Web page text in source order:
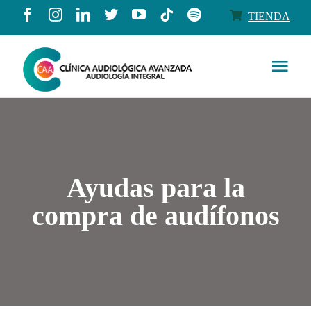
contenido
TIENDA
Ayudas para la
compra de audífonos